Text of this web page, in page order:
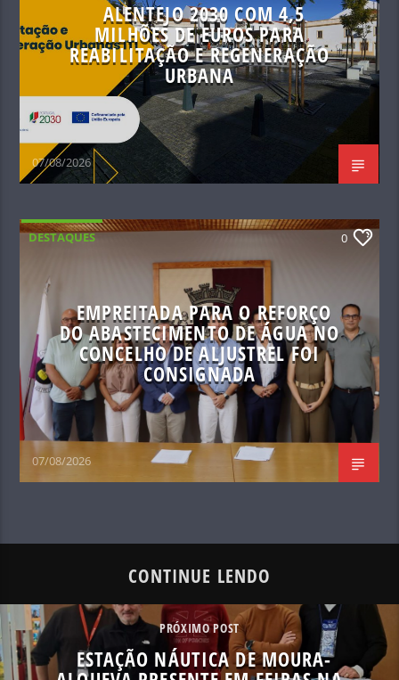
ALENTEJO 2030 COM 4,5
MILHÕES DE EUROS PARA
REABILITAÇÃO E REGENERAÇÃO
URBANA
07/08/2026
DESTAQUES 0
EMPREITADA PARA O REFORÇO
DO ABASTECIMENTO DE ÁGUA NO
CONCELHO DE ALJUSTREL FOI
CONSIGNADA
07/08/2026
CONTINUE LENDO
PRÓXIMO POST
ESTAÇÃO NÁUTICA DE MOURA-